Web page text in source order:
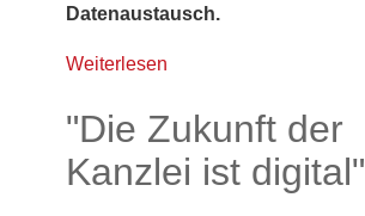
Datenaustausch.
Weiterlesen
"Die Zukunft der
Kanzlei ist digital"